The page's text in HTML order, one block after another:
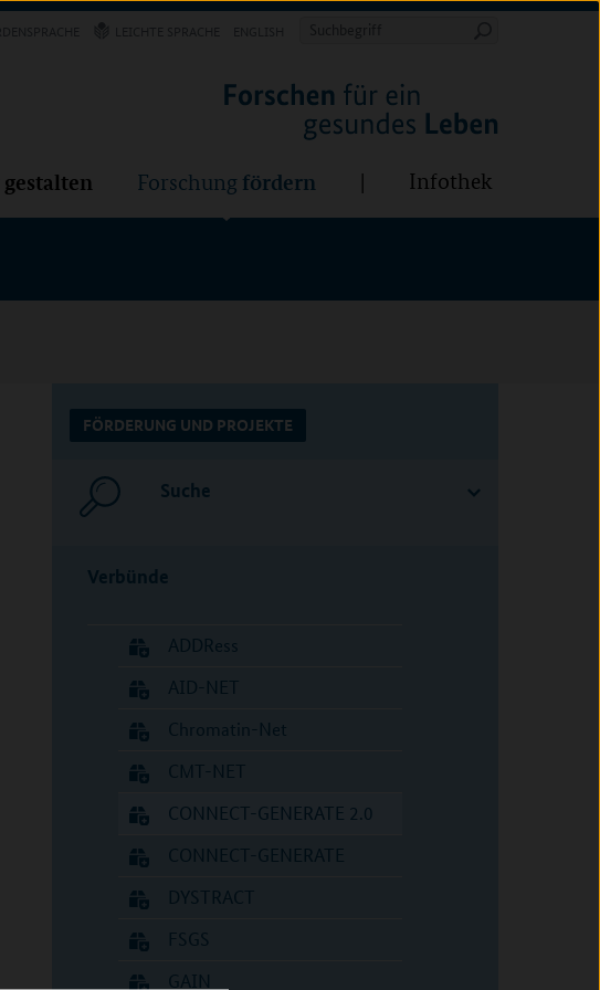
Suchbegriff
gestalten Forschung fördern Infothek
FÖRDERUNG UND PROJEKTE
Suche
Verbünde
ADDRess
AID-NET
Chromatin-Net
CMT-NET
CONNECT-GENERATE 2.0
CONNECT-GENERATE
DYSTRACT
FSGS
GAIN
Forschung Forschung fördern Infothek